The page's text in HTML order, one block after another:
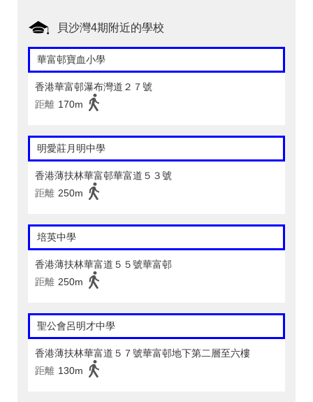
貝沙灣4期附近的學校
華富邨寶血小學
香港華富邨瀑布灣道２７號
距離 170m
明愛莊月明中學
香港薄扶林華富邨華富道５３號
距離 250m
培英中學
香港薄扶林華富道５５號華富邨
距離 250m
聖公會呂明才中學
香港薄扶林華富道５７號華富邨地下第二層至六樓
距離 130m